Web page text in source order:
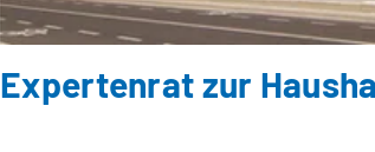
Expertenrat zur